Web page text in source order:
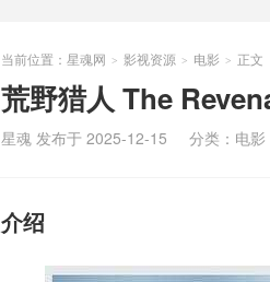
当前位置： 星魂网 > 影视资源 > 电影 > 正文
荒野猎人 The
星魂 发布于 2025-12-15 分类： 电影
介绍